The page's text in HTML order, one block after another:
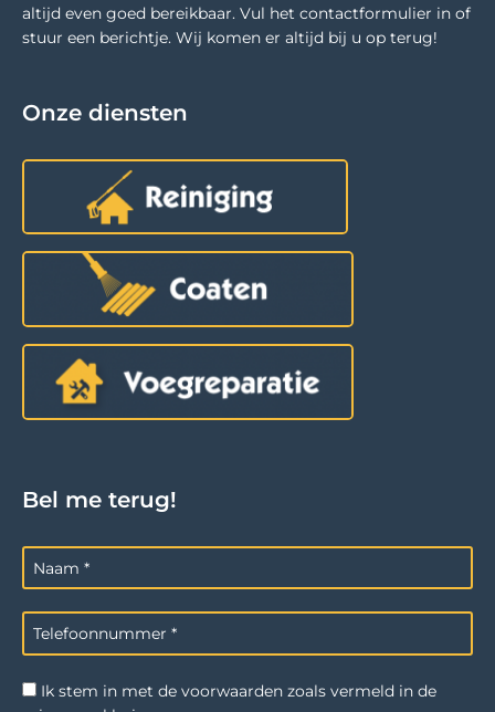
altijd even goed bereikbaar. Vul het contactformulier in of
stuur een berichtje. Wij komen er altijd bij u op terug!
Onze diensten
Bel me terug!
Ik stem in met de voorwaarden zoals vermeld in de